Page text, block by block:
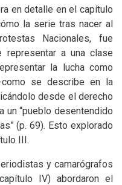
en detalle en el capítulo
la serie tras nacer al
Nacionales, fue
representar a una clase
la lucha como
como se describe en la
desde el derecho
un “pueblo desentendido
(p. 69). Esto explorado
III.
y camarógrafos
IV) abordaron el